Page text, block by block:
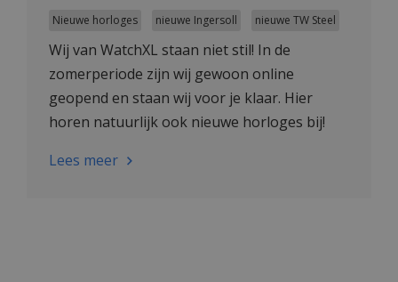
Nieuwe horloges nieuwe Ingersoll nieuwe TW Steel
Wij van WatchXL staan niet stil! In de
zomerperiode zijn wij gewoon online
geopend en staan wij voor je klaar. Hier
horen natuurlijk ook nieuwe horloges bij!
Lees meer